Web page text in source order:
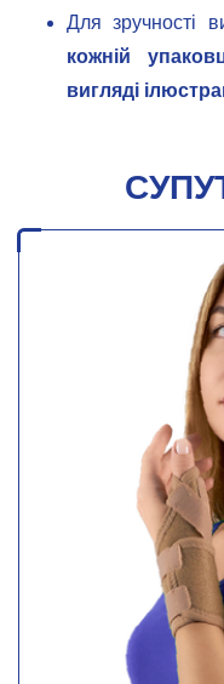
Для зручності
кожній
вигляді